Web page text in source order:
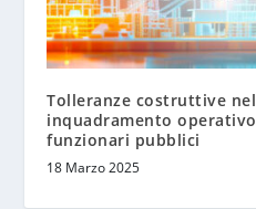
Tolleranze costruttive nel
inquadramento
funzionari pubblici
18 Marzo 2025